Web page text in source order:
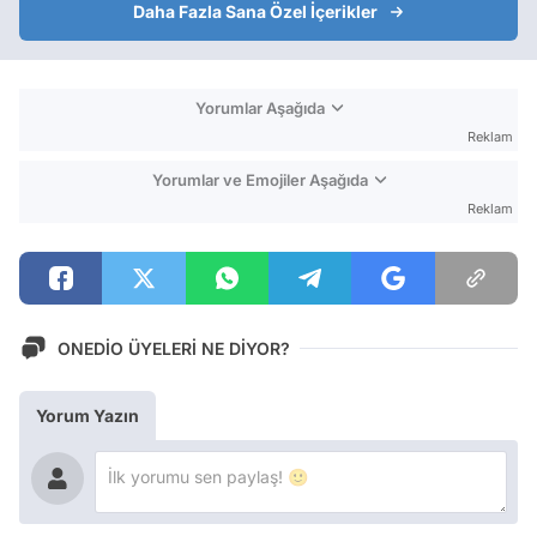
Daha Fazla Sana Özel İçerikler
Yorumlar Aşağıda
Reklam
Yorumlar ve Emojiler Aşağıda
Reklam
ONEDİO ÜYELERİ NE DİYOR?
Yorum Yazın